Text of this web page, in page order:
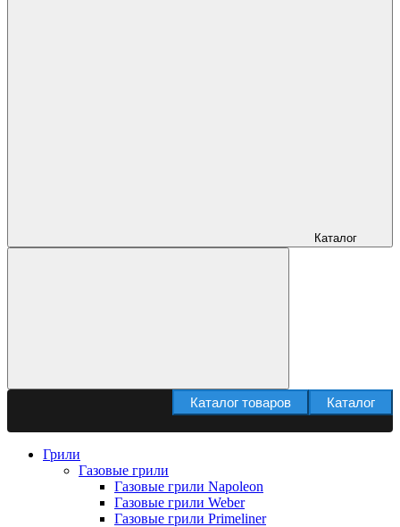
Каталог
Каталог
Каталог товаров
Грили
Газовые грили
Газовые грили Napoleon
Газовые грили Weber
Газовые грили Primeliner